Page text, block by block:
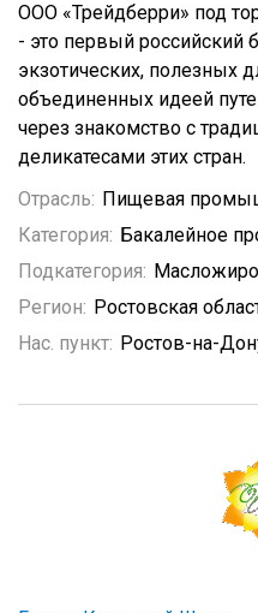
ООО «Трейдберри» под
- это первый российский
экзотических, полезных
объединенных идеей
через знакомство с
деликатесами этих стран.
Отрасль: Пищевая
Категория: Бакалейное
Подкатегория:
Регион: Ростовская
Нас. пункт: Ростов-на-